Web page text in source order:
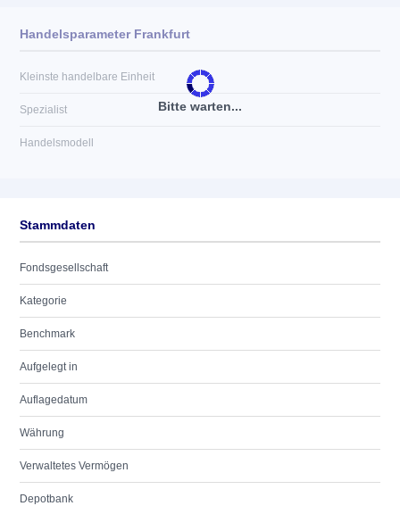
Bitte warten...
Handelsparameter Frankfurt
Kleinste handelbare Einheit
Spezialist
Handelsmodell
Stammdaten
Fondsgesellschaft
Kategorie
Benchmark
Aufgelegt in
Auflagedatum
Währung
Verwaltetes Vermögen
Depotbank